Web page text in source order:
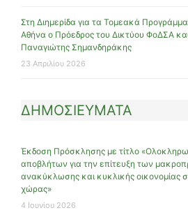
Στη Διημερίδα για τα Τομεακά
Αθήνα ο Πρόεδρος του Δικτύου ΦοΔΣΑ
Παναγιώτης Σημανδηράκης
23 Απριλίου 2026
ΔΗΜΟΣΙΕΥΜΑΤΑ
Έκδοση Πρόσκλησης με τίτλο
αποβλήτων για την επίτευξη των
ανακύκλωσης και κυκλικής οικονομίας
χώρας»
4 Ιουνίου 2026